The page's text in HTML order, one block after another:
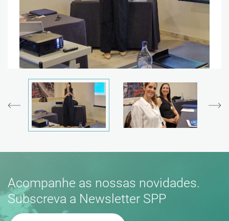
Acompanhe as nossas novidades.
Subscreva a Newsletter SPP